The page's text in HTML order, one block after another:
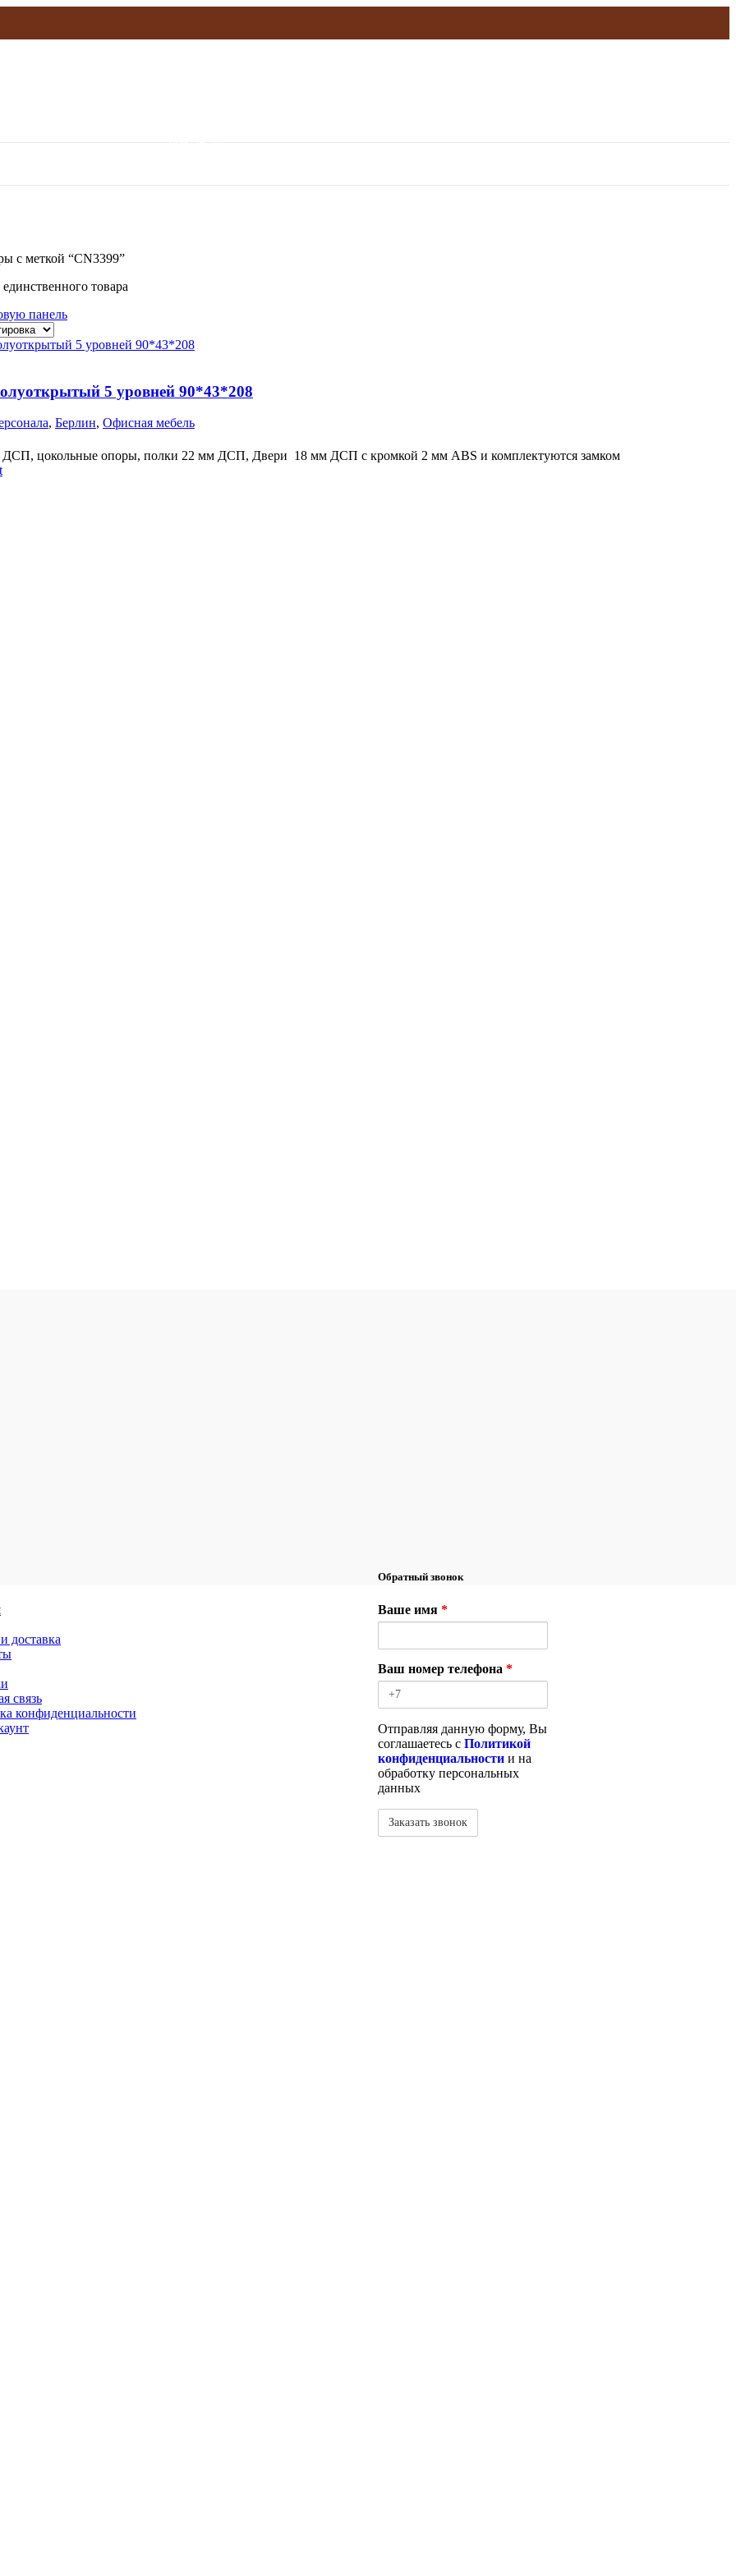
с меткой “CN3399”
товара
панель
5 уровней 90*43*208
, Берлин, Офисная мебель
ДСП, цокольные опоры, полки 22 мм ДСП, Двери 18 мм ДСП с кромкой 2 мм ABS и комплектуются замком
доставка
связь
конфиденциальности
Обратный звонок
Ваше имя*
Ваш номер телефона*
Отправляя данную форму, Вы
соглашаетесь сПолитикой
конфиденциальности и на
обработку персональных
данных